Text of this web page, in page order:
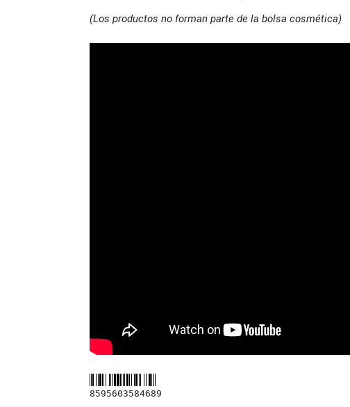
(Los productos no forman parte de la bolsa cosmética)
8595603584689